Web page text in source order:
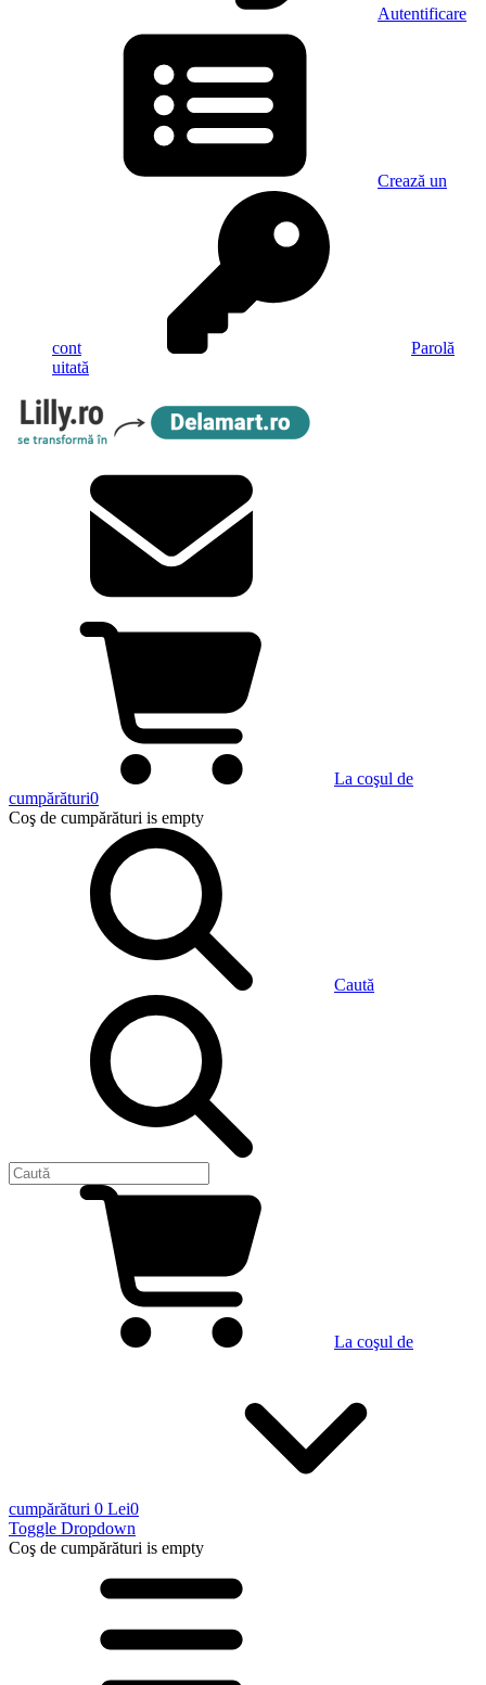
Autentificare
Crează un
cont
Parolă
uitată
La coşul de
cumpărături0
Coş de cumpărături is empty
Caută
La coşul de
cumpărături 0 Lei0
Toggle Dropdown
Coş de cumpărături is empty